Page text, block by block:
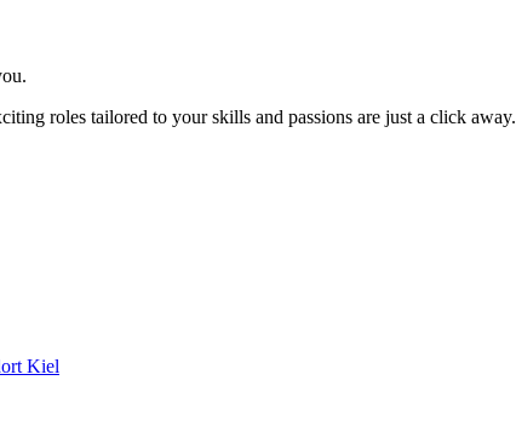
roles tailored to your skills and passions are just a click away.
Kiel